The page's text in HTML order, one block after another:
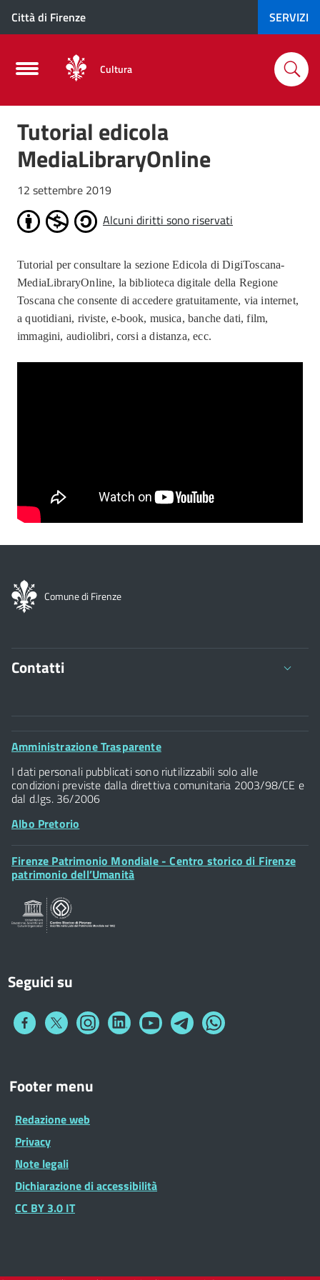
Città di Firenze SERVIZI
Cultura
Tutorial edicola
MediaLibraryOnline
12 settembre 2019
Alcuni diritti sono riservati
Tutorial per consultare la sezione Edicola di DigiToscana-
MediaLibraryOnline, la biblioteca digitale della Regione
Toscana che consente di accedere gratuitamente, via internet,
a quotidiani, riviste, e-book, musica, banche dati, film,
immagini, audiolibri, corsi a distanza, ecc.
Comune di Firenze
Contatti
Comune di Firenze
Palazzo Vecchio
Piazza della Signoria - 50122, Firenze
P.IVA 01307110484
Posta Elettronica Certificata
Footer
Amministrazione Trasparente
I dati personali pubblicati sono riutilizzabili solo alle
condizioni previste dalla direttiva comunitaria 2003/98/CE e
dal d.lgs. 36/2006
Albo Pretorio
Footer
Widget
Firenze Patrimonio Mondiale - Centro storico di Firenze
patrimonio dell’Umanità
Seguici su
Collegamento
Collegamento
a
Collegamento
a
Collegamento
a
Collegamento
a
Collegamento
a
Collegamento
a
Widget
Footer menu
Redazione web
Privacy
Note legali
Dichiarazione di accessibilità
CC BY 3.0 IT